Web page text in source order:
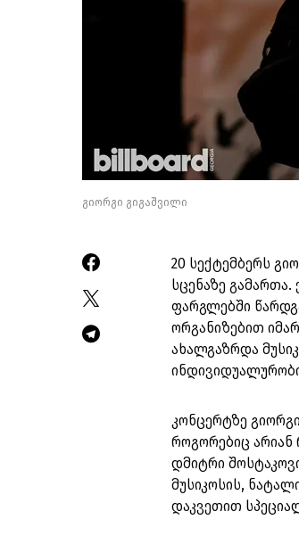
გიორგი გიგაშვილი
20 სექტემბერს
სცენაზე
ფარგლებში
ორგანიზებით
ახალგაზრდა
კონცერტზე
როგორებიც
დმიტრი
მუსიკოსის,
დაკვეთით